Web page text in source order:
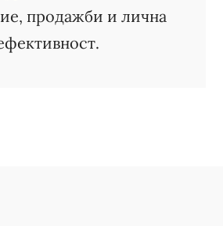
продажби и лична